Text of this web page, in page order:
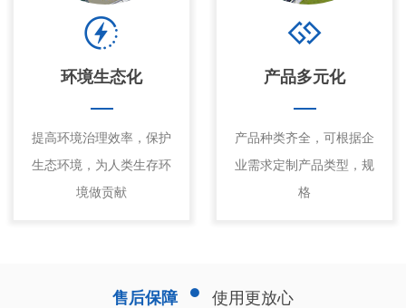
环境生态化
提高环境治理效率，保护
生态环境，为人类生存环
境做贡献
产品多元化
产品种类齐全，可根据企
业需求定制产品类型，规
格
售后保障 使用更放心